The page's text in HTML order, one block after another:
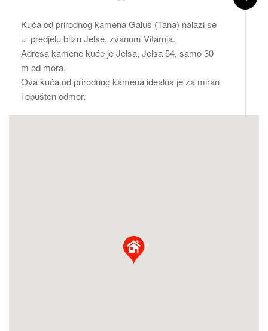
Kuća od prirodnog kamena Galus (Tana) nalazi se
u predjelu blizu Jelse, zvanom Vitarnja.
Adresa kamene kuće je Jelsa, Jelsa 54, samo 30
m od mora.
Ova kuća od prirodnog kamena idealna je za miran
i opušten odmor.